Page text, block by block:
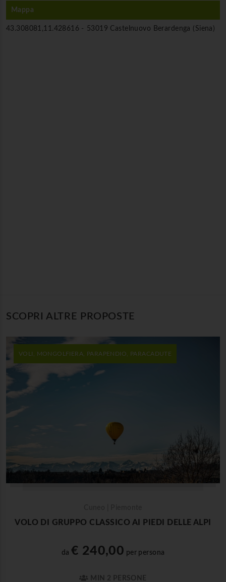
Mappa
43.308081,11.428616 - 53019 Castelnuovo Berardenga (Siena)
SCOPRI ALTRE PROPOSTE
VOLI, MONGOLFIERA, PARAPENDIO, PARACADUTE
VOLO DI GRUPPO CLASSICO AI PIEDI DELLE ALPI
da € 240,00 per persona
MIN 2 PERSONE